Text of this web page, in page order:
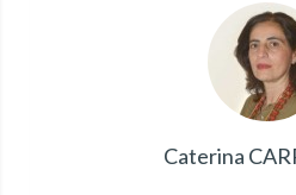
Caterina